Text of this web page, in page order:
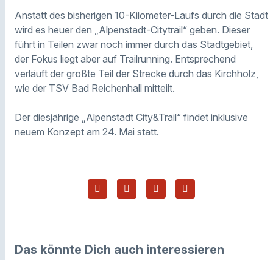
Anstatt des bisherigen 10-Kilometer-Laufs durch die Stadt
wird es heuer den „Alpenstadt-Citytrail“ geben. Dieser
führt in Teilen zwar noch immer durch das Stadtgebiet,
der Fokus liegt aber auf Trailrunning. Entsprechend
verläuft der größte Teil der Strecke durch das Kirchholz,
wie der TSV Bad Reichenhall mitteilt.
Der diesjährige „Alpenstadt City&Trail“ findet inklusive
neuem Konzept am 24. Mai statt.
Das könnte Dich auch interessieren